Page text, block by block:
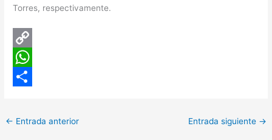
Torres, respectivamente.
C
oW
← Entrada anterior Entrada siguiente →